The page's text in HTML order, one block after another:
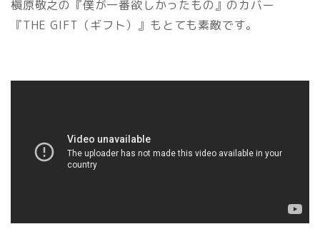
槇原敬之の『僕が一番欲しかったもの』のカバー
『THE GIFT（ギフト）』もとても素敵です。